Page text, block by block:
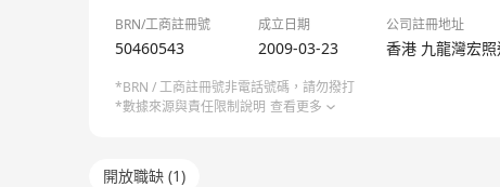
BRN/工商註冊號 成立日期 公司註冊地址
50460543 2009-03-23 香港 九龍灣宏
*BRN / 工商註冊號非電話號碼，請勿撥打
*數據來源與責任限制說明 查看更多
開放職缺 (1)